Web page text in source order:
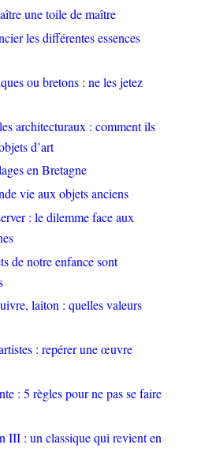
une toile de maître
les différentes essences
ou bretons : ne les jetez
architecturaux : comment ils
d’art
en Bretagne
vie aux objets anciens
: le dilemme face aux
de notre enfance sont
laiton : quelles valeurs
: repérer une œuvre
: 5 règles pour ne pas se faire
III : un classique qui revient en